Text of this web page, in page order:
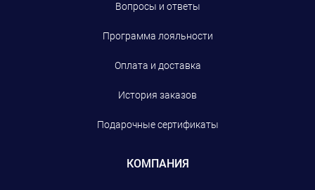
Вопросы и ответы
Программа лояльности
Оплата и доставка
История заказов
Подарочные сертификаты
КОМПАНИЯ